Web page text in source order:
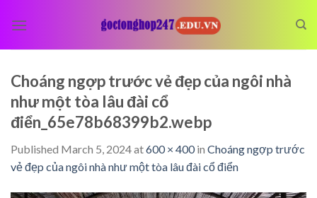
Choáng ngợp trước vẻ đẹp của ngôi nhà
như một tòa lâu đài cổ
điển_65e78b68399b2.webp
Published March 5, 2024at600 × 400in Choáng ngợp trước
vẻ đẹp của ngôi nhà như một tòa lâu đài cổ điển